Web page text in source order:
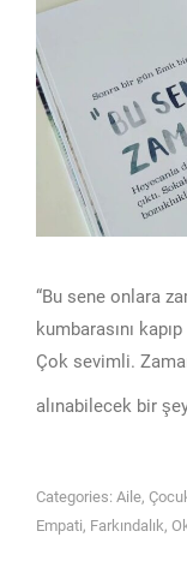
“Bu sene onlara
kumbarasını
Çok sevimli.
alınabilecek bir
Categories: Aile,
Empati, Farkındalık,